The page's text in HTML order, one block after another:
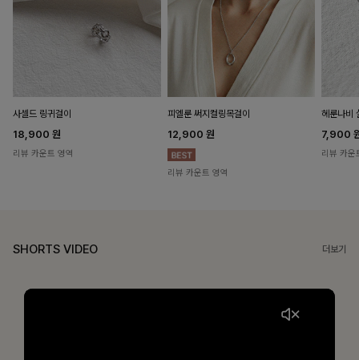
사셀드 링귀걸이
18,900 원
리뷰 카운트 영역
피엘룬 써지컬링목걸이
12,900 원
리뷰 카운트 영역
헤룬나비
7,900
리뷰 카운
SHORTS VIDEO 더보기